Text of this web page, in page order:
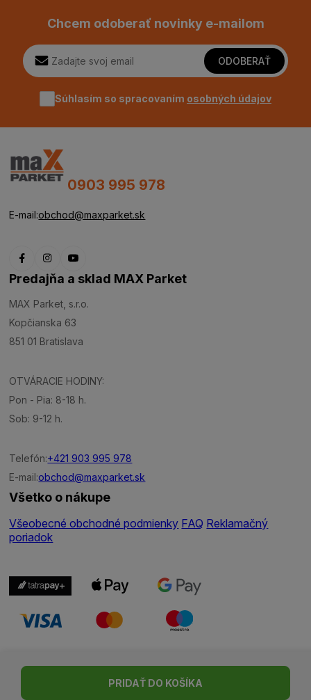
PRIDAŤ DO KOŠÍKA
Chcem odoberať novinky e-mailom
ODOBERAŤ
Súhlasím so spracovaním osobných údajov
0903 995 978
E-mail:obchod@maxparket.sk
Predajňa a sklad MAX Parket
MAX Parket, s.r.o.
Kopčianska 63
851 01 Bratislava
OTVÁRACIE HODINY:
Pon - Pia: 8-18 h.
Sob: 9-12 h.
Telefón:+421 903 995 978
E-mail:obchod@maxparket.sk
Všetko o nákupe
Všeobecné obchodné podmienky FAQ Reklamačný
poriadok
| © Všetky práva vyhradené | Made with ♥
byMadviso